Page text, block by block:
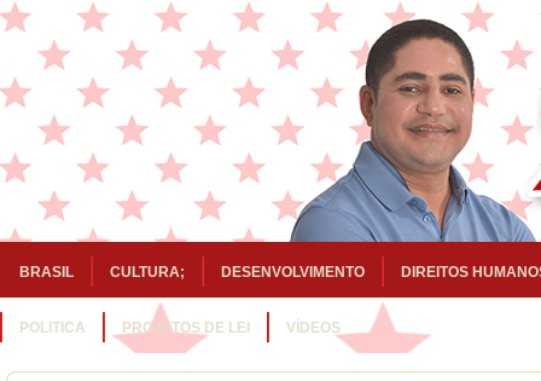
BRASIL CULTURA; DESENVOLVIMENTO DIREITOS
POLITICA PROJETOS DE LEI VÍDEOS